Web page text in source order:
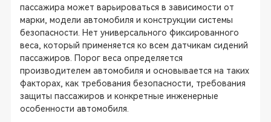
пассажира может варьироваться в зависимости от
марки, модели автомобиля и конструкции системы
безопасности. Нет универсального фиксированного
веса, который применяется ко всем датчикам сидений
пассажиров. Порог веса определяется
производителем автомобиля и основывается на таких
факторах, как требования безопасности, требования
защиты пассажиров и конкретные инженерные
особенности автомобиля.